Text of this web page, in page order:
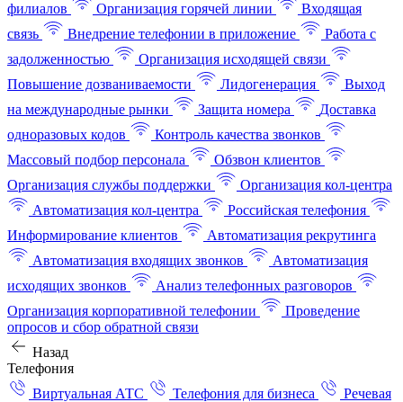
филиалов
Организация горячей линии
Входящая
связь
Внедрение телефонии в приложение
Работа с
задолженностью
Организация исходящей связи
Повышение дозваниваемости
Лидогенерация
Выход
на международные рынки
Защита номера
Доставка
одноразовых кодов
Контроль качества звонков
Массовый подбор персонала
Обзвон клиентов
Организация службы поддержки
Организация кол-центра
Автоматизация кол-центра
Российская телефония
Информирование клиентов
Автоматизация рекрутинга
Автоматизация входящих звонков
Автоматизация
исходящих звонков
Анализ телефонных разговоров
Организация корпоративной телефонии
Проведение
опросов и сбор обратной связи
Назад
Телефония
Виртуальная АТС
Телефония для бизнеса
Речевая